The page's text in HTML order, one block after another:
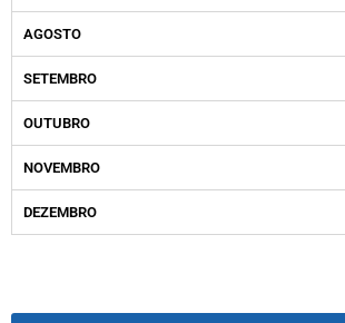
AGOSTO
SETEMBRO
OUTUBRO
NOVEMBRO
DEZEMBRO